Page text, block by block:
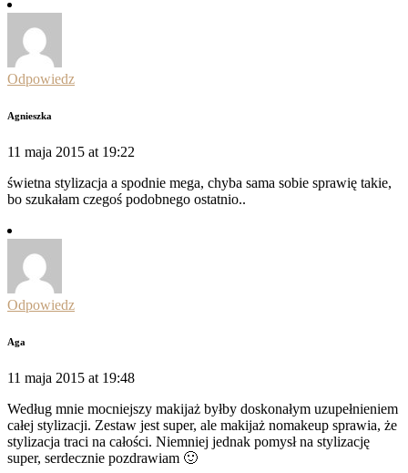
Odpowiedz
Agnieszka
11 maja 2015 at 19:22
świetna stylizacja a spodnie mega, chyba sama sobie sprawię takie,
bo szukałam czegoś podobnego ostatnio..
Odpowiedz
Aga
11 maja 2015 at 19:48
Według mnie mocniejszy makijaż byłby doskonałym uzupełnieniem
całej stylizacji. Zestaw jest super, ale makijaż nomakeup sprawia, że
stylizacja traci na całości. Niemniej jednak pomysł na stylizację
super, serdecznie pozdrawiam 🙂